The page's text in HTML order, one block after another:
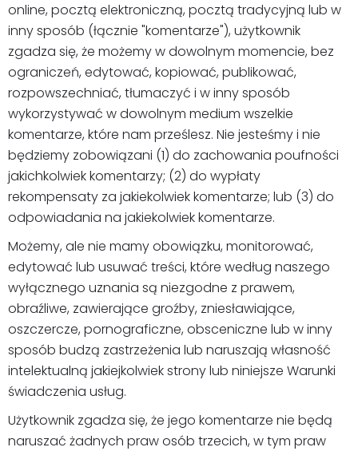
online, pocztą elektroniczną, pocztą tradycyjną lub w
inny sposób (łącznie "komentarze"), użytkownik
zgadza się, że możemy w dowolnym momencie, bez
ograniczeń, edytować, kopiować, publikować,
rozpowszechniać, tłumaczyć i w inny sposób
wykorzystywać w dowolnym medium wszelkie
komentarze, które nam prześlesz. Nie jesteśmy i nie
będziemy zobowiązani (1) do zachowania poufności
jakichkolwiek komentarzy; (2) do wypłaty
rekompensaty za jakiekolwiek komentarze; lub (3) do
odpowiadania na jakiekolwiek komentarze.
Możemy, ale nie mamy obowiązku, monitorować,
edytować lub usuwać treści, które według naszego
wyłącznego uznania są niezgodne z prawem,
obraźliwe, zawierające groźby, zniesławiające,
oszczercze, pornograficzne, obsceniczne lub w inny
sposób budzą zastrzeżenia lub naruszają własność
intelektualną jakiejkolwiek strony lub niniejsze Warunki
świadczenia usług.
Użytkownik zgadza się, że jego komentarze nie będą
naruszać żadnych praw osób trzecich, w tym praw